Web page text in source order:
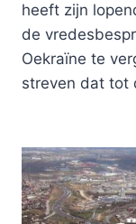
heeft zijn
de
Oekraïne te
streven dat tot